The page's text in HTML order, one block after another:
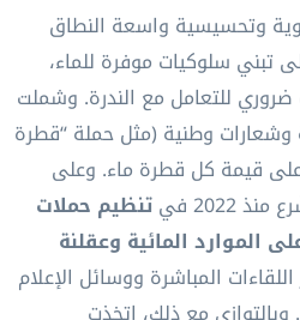
وتحسيسية واسعة النطاق
تبني سلوكيات موفرة للماء،
ضروري للتعامل مع الندرة. وشملت
وشعارات وطنية (مثل حملة “قطرة
على قيمة كل قطرة ماء. وعلى
في
تنظيم حملات
الموارد المائية وعقلنة
اللقاءات المباشرة ووسائل الإعلام